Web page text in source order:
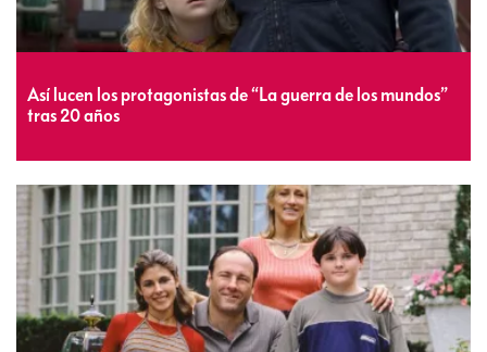
Así lucen los protagonistas de “La guerra de los mundos”
tras 20 años